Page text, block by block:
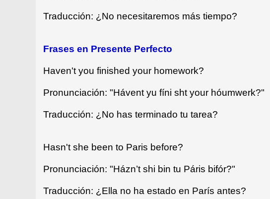
Traducción: ¿No necesitaremos más tiempo?
Frases en Presente Perfecto
Haven't you finished your homework?
Pronunciación: "Hávent yu fíni sht your hóumwerk?"
Traducción: ¿No has terminado tu tarea?
Hasn't she been to Paris before?
Pronunciación: "Házn’t shi bin tu Páris bifór?"
Traducción: ¿Ella no ha estado en París antes?